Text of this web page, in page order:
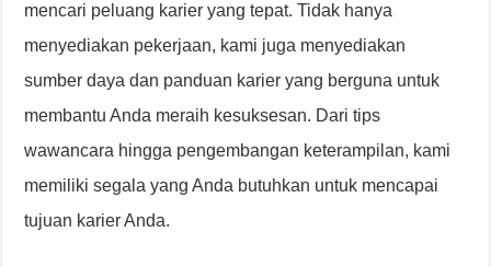
mencari peluang karier yang tepat. Tidak hanya
menyediakan pekerjaan, kami juga menyediakan
sumber daya dan panduan karier yang berguna untuk
membantu Anda meraih kesuksesan. Dari tips
wawancara hingga pengembangan keterampilan, kami
memiliki segala yang Anda butuhkan untuk mencapai
tujuan karier Anda.